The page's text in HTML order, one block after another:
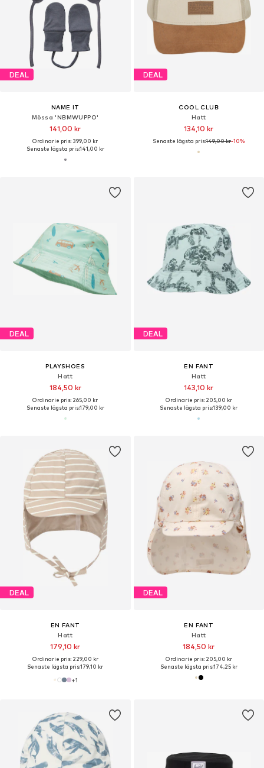
DEAL
NAME IT
Mössa 'NBMWUPPO'
141,00 kr
Ordinarie pris: 399,00 kr
Senaste lägsta pris:141,00 kr
DEAL
COOL CLUB
Hatt
134,10 kr
Senaste lägsta pris:149,00 kr-10%
DEAL
PLAYSHOES
Hatt
184,50 kr
Ordinarie pris: 265,00 kr
Senaste lägsta pris:179,00 kr
DEAL
EN FANT
Hatt
143,10 kr
Ordinarie pris: 205,00 kr
Senaste lägsta pris:139,00 kr
DEAL
EN FANT
Hatt
179,10 kr
Ordinarie pris: 229,00 kr
Senaste lägsta pris:179,10 kr
+1
DEAL
EN FANT
Hatt
184,50 kr
Ordinarie pris: 205,00 kr
Senaste lägsta pris:174,25 kr